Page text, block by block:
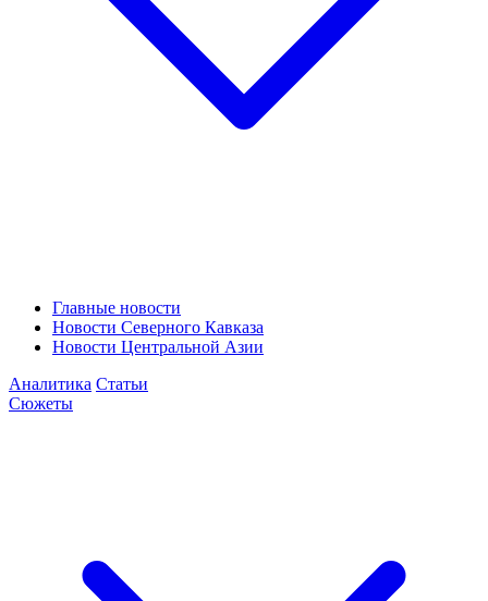
Главные новости
Новости Северного Кавказа
Новости Центральной Азии
Аналитика Статьи
Сюжеты